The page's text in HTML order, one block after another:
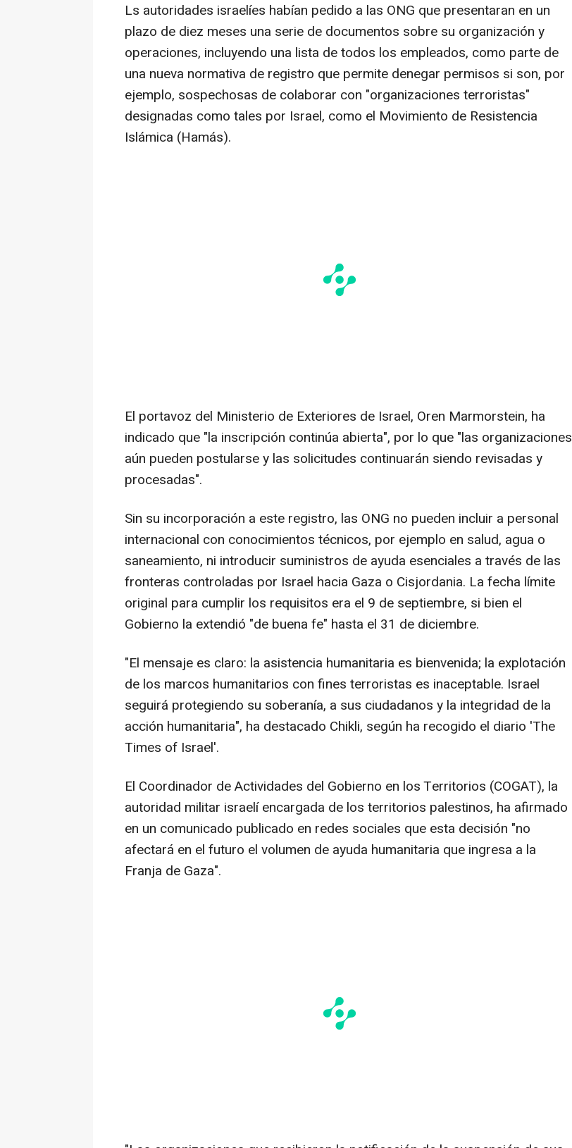
Ls autoridades israelíes habían pedido a las ONG que presentaran en un
plazo de diez meses una serie de documentos sobre su organización y
operaciones, incluyendo una lista de todos los empleados, como parte de
una nueva normativa de registro que permite denegar permisos si son, por
ejemplo, sospechosas de colaborar con "organizaciones terroristas"
designadas como tales por Israel, como el Movimiento de Resistencia
Islámica (Hamás).
El portavoz del Ministerio de Exteriores de Israel, Oren Marmorstein, ha
indicado que "la inscripción continúa abierta", por lo que "las organizaciones
aún pueden postularse y las solicitudes continuarán siendo revisadas y
procesadas".
Sin su incorporación a este registro, las ONG no pueden incluir a personal
internacional con conocimientos técnicos, por ejemplo en salud, agua o
saneamiento, ni introducir suministros de ayuda esenciales a través de las
fronteras controladas por Israel hacia Gaza o Cisjordania. La fecha límite
original para cumplir los requisitos era el 9 de septiembre, si bien el
Gobierno la extendió "de buena fe" hasta el 31 de diciembre.
"El mensaje es claro: la asistencia humanitaria es bienvenida; la explotación
de los marcos humanitarios con fines terroristas es inaceptable. Israel
seguirá protegiendo su soberanía, a sus ciudadanos y la integridad de la
acción humanitaria", ha destacado Chikli, según ha recogido el diario 'The
Times of Israel'.
El Coordinador de Actividades del Gobierno en los Territorios (COGAT), la
autoridad militar israelí encargada de los territorios palestinos, ha afirmado
en un comunicado publicado en redes sociales que esta decisión "no
afectará en el futuro el volumen de ayuda humanitaria que ingresa a la
Franja de Gaza".